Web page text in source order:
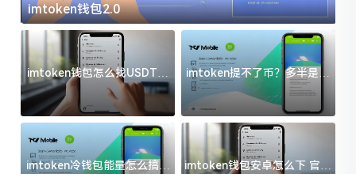
imtoken钱包2.0
imtoken钱包怎么找USDT地
址？三步搞定不踩坑
imtoken提不了币？多半是这
几件事没处理好
imtoken冷钱包能量怎么搞？
imtoken钱包安卓怎么下 官方